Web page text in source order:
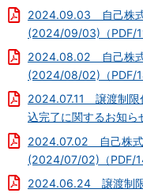
2024.09.03 自己株式
(2024/09/03)（PDF/
2024.08.02 自己株式
(2024/08/02)（PDF/
2024.07.11 譲渡制限
込完了に関するお知ら
2024.07.02 自己株式
(2024/07/02)（PDF/
2024.06.24 譲渡制限